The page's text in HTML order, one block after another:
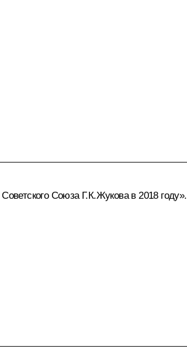
Союза Г.К.Жукова в 2018 году».